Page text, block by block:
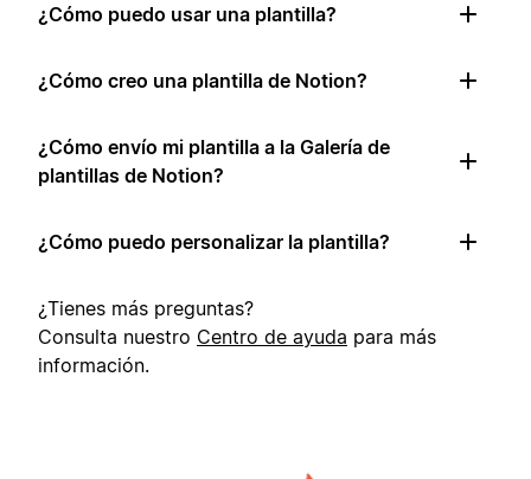
¿Cómo puedo usar una plantilla?
¿Cómo creo una plantilla de Notion?
¿Cómo envío mi plantilla a la Galería de
plantillas de Notion?
¿Cómo puedo personalizar la plantilla?
¿Tienes más preguntas?
Consulta nuestro Centro de ayuda para más
información.